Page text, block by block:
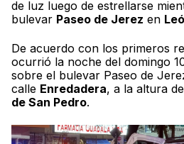
de luz luego de estrellarse
bulevar Paseo de Jerez en
De acuerdo con los primeros
ocurrió la noche del domingo
sobre el bulevar Paseo de
calle Enredadera, a la altura
de San Pedro.